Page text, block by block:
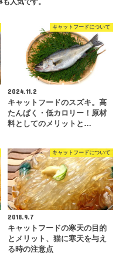
キャットフードについて
2024.11.2
キャットフードのスズキ。高
たんぱく・低カロリー！原材
料としてのメリットと…
キャットフードについて
2018.9.7
キャットフードの寒天の目的
とメリット、猫に寒天を与え
る時の注意点